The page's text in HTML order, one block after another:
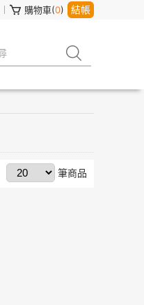
購物車(0) 結帳
筆商品